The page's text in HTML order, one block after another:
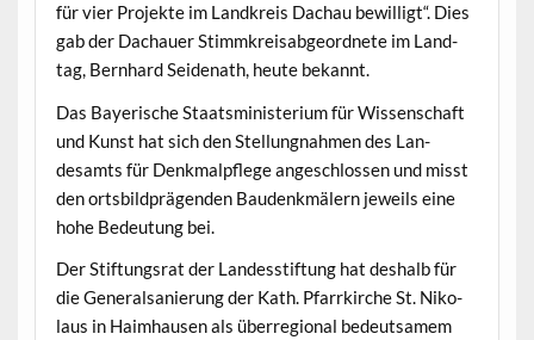
für vier Pro­jek­te im Land­kreis Dachau bewil­ligt“. Dies
gab der Dachauer Stimmkreis­ab­ge­ord­nete im Land­
tag, Bern­hard Sei­de­nath, heute bekannt.
Das Bay­erische Staatsmin­is­teri­um für Wis­senschaft
und Kun­st hat sich den Stel­lung­nah­men des Lan­
desamts für Denkmalpflege angeschlossen und misst
den orts­bild­prä­gen­den Bau­denkmälern jew­eils eine
hohe Bedeu­tung bei.
Der Stiftungsrat der Lan­dess­tiftung hat deshalb für
die Gen­er­al­sanierung der Kath. Pfar­rkirche St. Niko­
laus in Haimhausen als über­re­gion­al bedeut­samem